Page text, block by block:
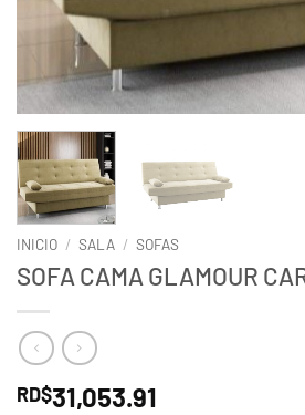
INICIO / SALA / SOFAS
SOFA CAMA GLAMOUR
RD$31,053.91